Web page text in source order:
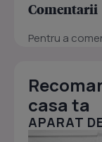
Comentarii
Pentru a
casa ta
APARAT